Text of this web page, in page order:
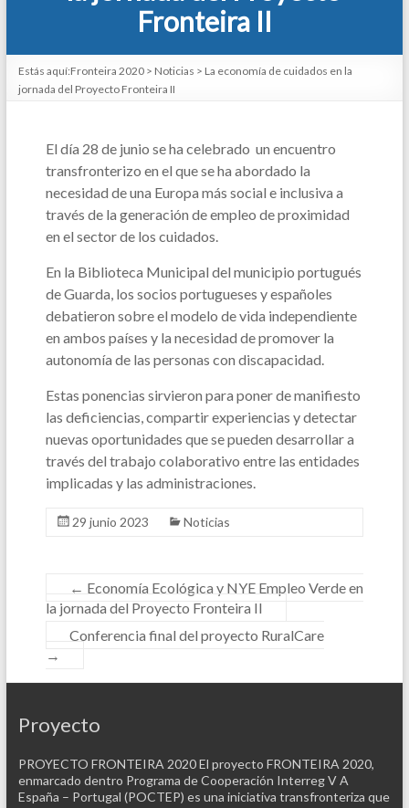
Fronteira II
Estás aquí:Fronteira 2020> Noticias > La economía de cuidados en la
jornada del Proyecto Fronteira II
El día 28 de junio se ha celebrado un encuentro
transfronterizo en el que se ha abordado la
necesidad de una Europa más social e inclusiva a
través de la generación de empleo de proximidad
en el sector de los cuidados.
En la Biblioteca Municipal del municipio portugués
de Guarda, los socios portugueses y españoles
debatieron sobre el modelo de vida independiente
en ambos países y la necesidad de promover la
autonomía de las personas con discapacidad.
Estas ponencias sirvieron para poner de manifiesto
las deficiencias, compartir experiencias y detectar
nuevas oportunidades que se pueden desarrollar a
través del trabajo colaborativo entre las entidades
implicadas y las administraciones.
29 junio 2023 Noticias
← Economía Ecológica y NYE Empleo Verde en
la jornada del Proyecto Fronteira II
Conferencia final del proyecto RuralCare
→
Proyecto
PROYECTO FRONTEIRA 2020 El proyecto FRONTEIRA 2020,
enmarcado dentro Programa de Cooperación Interreg V A
España – Portugal (POCTEP) es una iniciativa transfronteriza que